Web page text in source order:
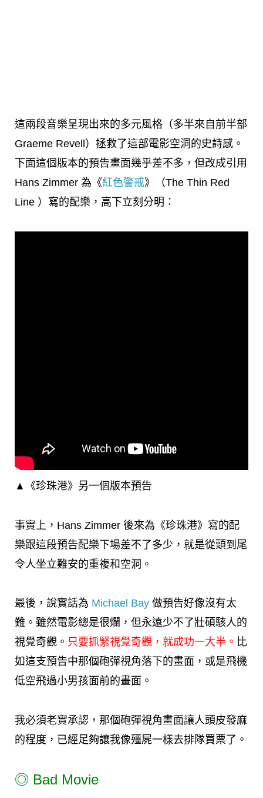
這兩段音樂呈現出來的多元風格（多半來自前半部
Graeme Revell）拯救了這部電影空洞的史詩感。
下面這個版本的預告畫面幾乎差不多，但改成引用
Hans Zimmer 為《紅色警戒》（The Thin Red
Line ）寫的配樂，高下立刻分明：
▲《珍珠港》另一個版本預告
事實上，Hans Zimmer 後來為《珍珠港》寫的配
樂跟這段預告配樂下場差不了多少，就是從頭到尾
令人坐立難安的重複和空洞。
最後，說實話為 Michael Bay 做預告好像沒有太
難。雖然電影總是很爛，但永遠少不了壯碩駭人的
視覺奇觀。 只要抓緊視覺奇觀，就成功一大半。 比
如這支預告中那個砲彈視角落下的畫面，或是飛機
低空飛過小男孩面前的畫面。
我必須老實承認，那個砲彈視角畫面讓人頭皮發麻
的程度，已經足夠讓我像殭屍一樣去排隊買票了。
◎ Bad Movie